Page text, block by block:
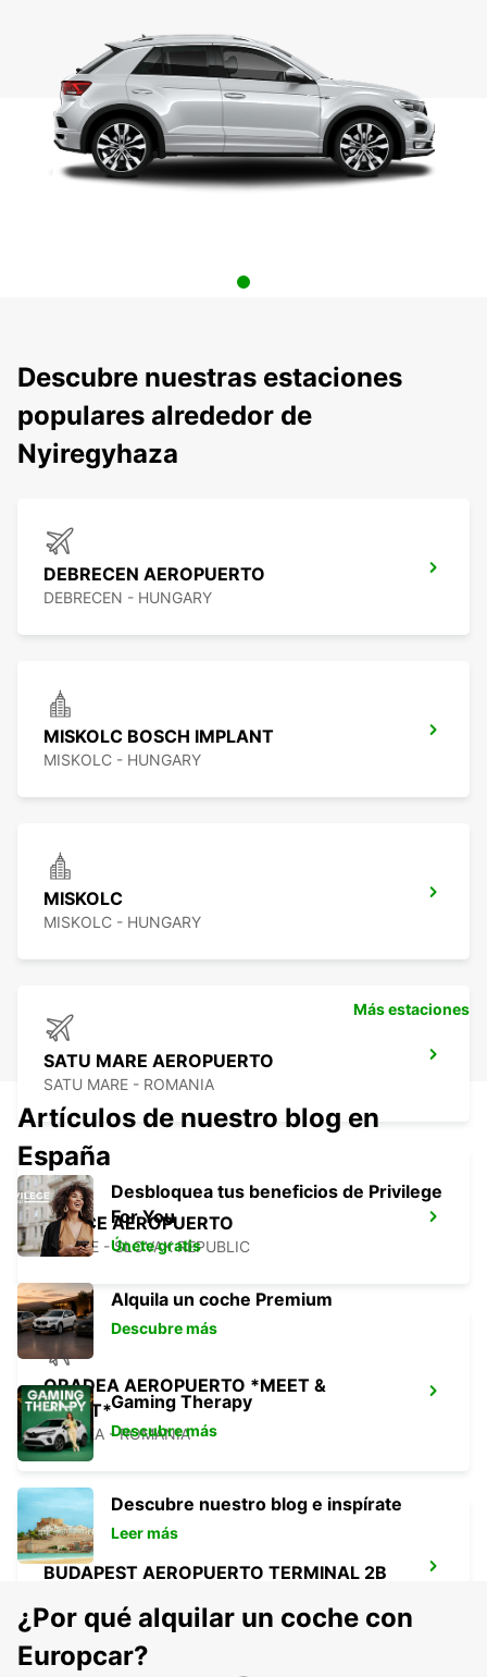
Descubre nuestras estaciones
populares alrededor de
Nyiregyhaza
DEBRECEN AEROPUERTO
DEBRECEN - HUNGARY
MISKOLC BOSCH IMPLANT
MISKOLC - HUNGARY
MISKOLC
MISKOLC - HUNGARY
SATU MARE AEROPUERTO
SATU MARE - ROMANIA
KOSICE AEROPUERTO
KOSICE - SLOVAK REPUBLIC
ORADEA AEROPUERTO *MEET &
GREET*
ORADEA - ROMANIA
BUDAPEST AEROPUERTO TERMINAL 2B
Más estaciones
Artículos de nuestro blog en
España
Desbloquea tus beneficios de Privilege
For You
Únete gratis
Alquila un coche Premium
Descubre más
Gaming Therapy
Descubre más
Descubre nuestro blog e inspírate
Leer más
¿Por qué alquilar un coche con
Europcar?